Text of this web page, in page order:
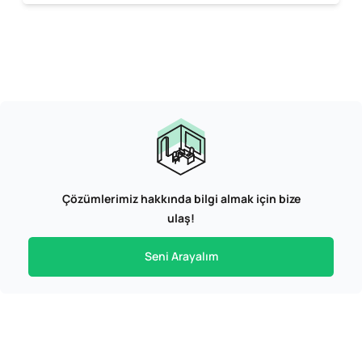
Çözümlerimiz hakkında bilgi almak için bize
ulaş!
Seni Arayalım